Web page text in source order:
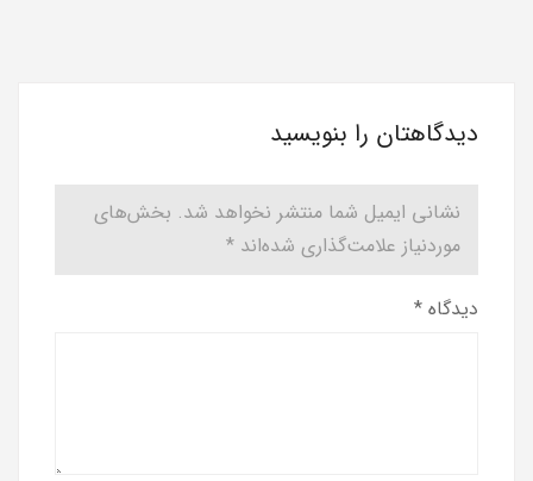
دیدگاهتان را بنویسید
نشانی ایمیل شما منتشر نخواهد شد. بخش‌های
موردنیاز علامت‌گذاری شده‌اند *
دیدگاه *